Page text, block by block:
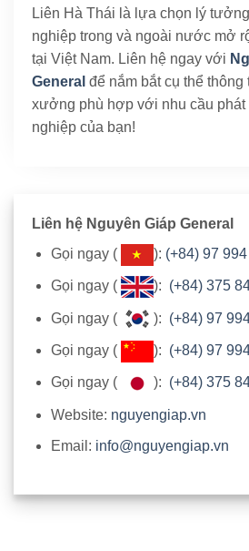
Liên Hà Thái là lựa chọn lý
nghiệp trong và ngoài nước mở
tại Việt Nam. Liên hệ ngay với
General để nắm bắt cụ thể thông
xưởng phù hợp với nhu cầu phát
nghiệp của bạn!
Liên hệ Nguyên Giáp General
Gọi ngay (
): (+84) 97
Gọi ngay ( ): (+84) 375
Gọi ngay ( ): (+84) 97
Gọi ngay ( ): (+84) 97
Gọi ngay ( ): (+84) 375
Website: nguyengiap.vn
Email: info@nguyengiap.vn